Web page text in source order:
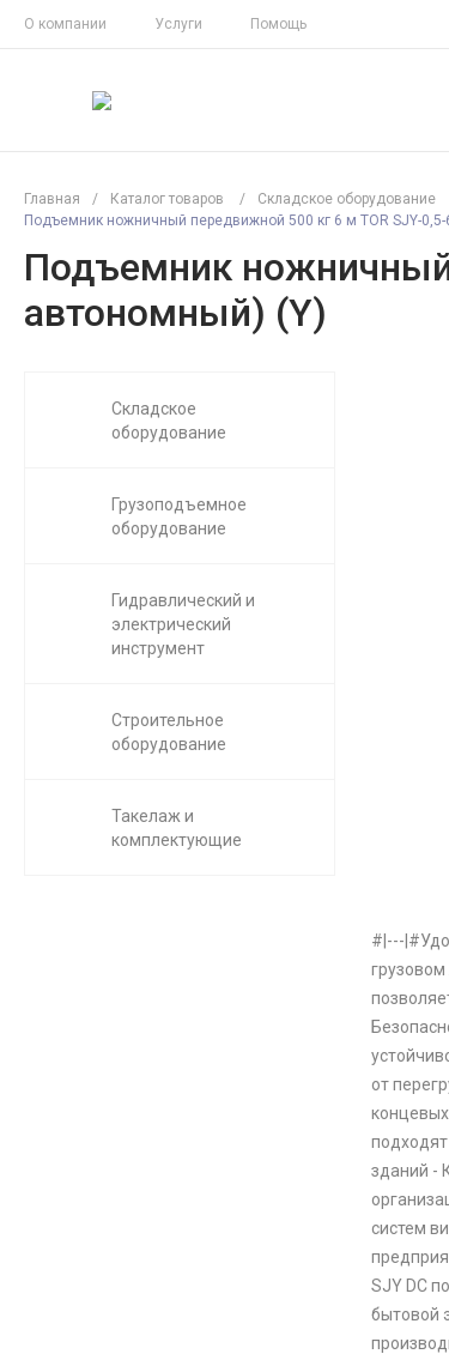
О компании Услуги Помощь
Главная / Каталог товаров / Складское оборудование
Подъемник ножничный передвижной 500 кг 6 м TOR SJY-
Подъемник ножничный
автономный) (Y)
Складское
оборудование
Грузоподъемное
оборудование
Гидравлический и
электрический
инструмент
Строительное
оборудование
Такелаж и
комплектующие
#|---
от
зданий -
систем
SJY DC
бытовой